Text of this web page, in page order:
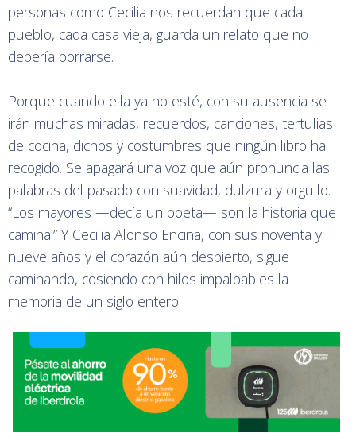
personas como Cecilia nos recuerdan que cada
pueblo, cada casa vieja, guarda un relato que no
debería borrarse.
Porque cuando ella ya no esté, con su ausencia se
irán muchas miradas, recuerdos, canciones, tertulias
de cocina, dichos y costumbres que ningún libro ha
recogido. Se apagará una voz que aún pronuncia las
palabras del pasado con suavidad, dulzura y orgullo.
“Los mayores —decía un poeta— son la historia que
camina.” Y Cecilia Alonso Encina, con sus noventa y
nueve años y el corazón aún despierto, sigue
caminando, cosiendo con hilos impalpables la
memoria de un siglo entero.